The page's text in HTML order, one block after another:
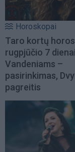
Horoskopai
Taro kortų
rugpjūčio 7
Vandeniams –
pasirinkimas,
pagreitis